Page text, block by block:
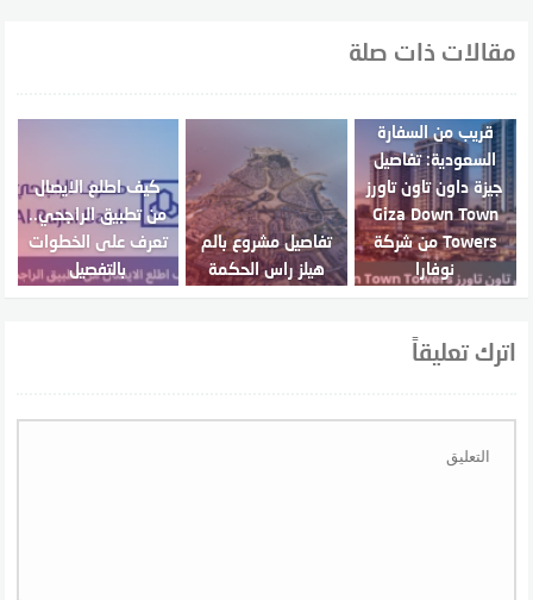
مقالات ذات صلة
قريب من السفارة
السعودية: تفاصيل
جيزة داون تاون تاورز
Giza Down Town
Towers من شركة
نوفارا
تفاصيل مشروع بالم
هيلز راس الحكمة
كيف اطلع الايصال
من تطبيق الراجحي..
تعرف على الخطوات
بالتفصيل
اترك تعليقاً